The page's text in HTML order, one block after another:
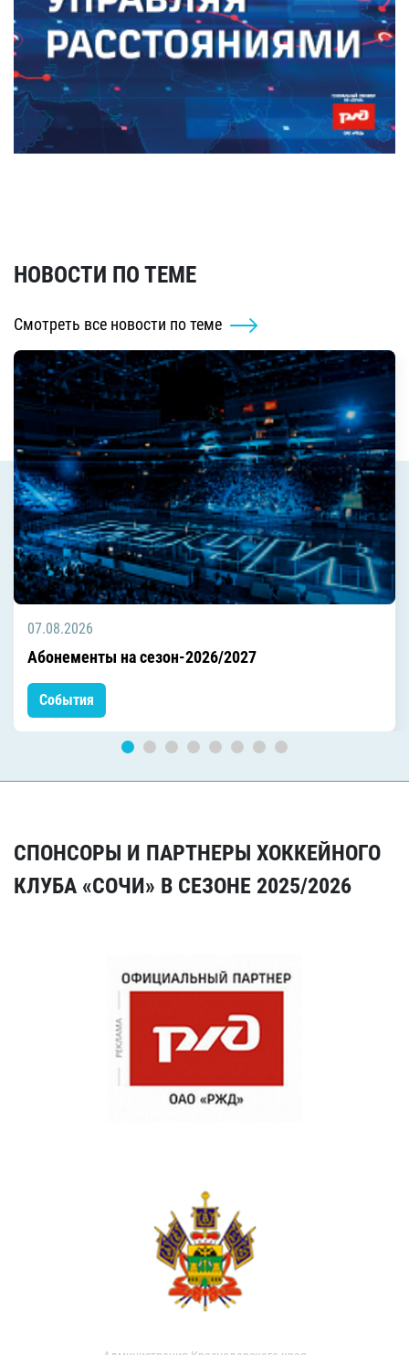
НОВОСТИ ПО ТЕМЕ
Смотреть все новости по теме
07.08.2026
Абонементы на сезон-2026/2027
События
СПОНСОРЫ И ПАРТНЕРЫ ХОККЕЙНОГО
КЛУБА «СОЧИ» В СЕЗОНЕ 2025/2026